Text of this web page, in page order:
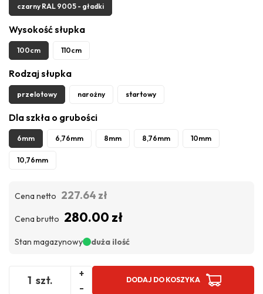
czarny RAL 9005 - gładki
Wysokość słupka
100cm 110cm
Rodzaj słupka
przelotowy narożny startowy
Dla szkła o grubości
6mm 6,76mm 8mm 8,76mm 10mm
10,76mm
Cena netto 227.64 zł
Cena brutto 280.00 zł
Stan magazynowy duża ilość
szt.
+
-
DODAJ DO KOSZYKA